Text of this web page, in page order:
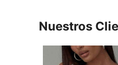
Nuestros